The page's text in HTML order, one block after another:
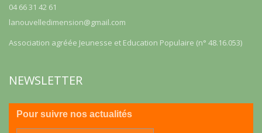
04 66 31 42 61
lanouvelledimension@gmail.com
Association agréée Jeunesse et Education Populaire (n° 48.16.053)
NEWSLETTER
Pour suivre nos actualités